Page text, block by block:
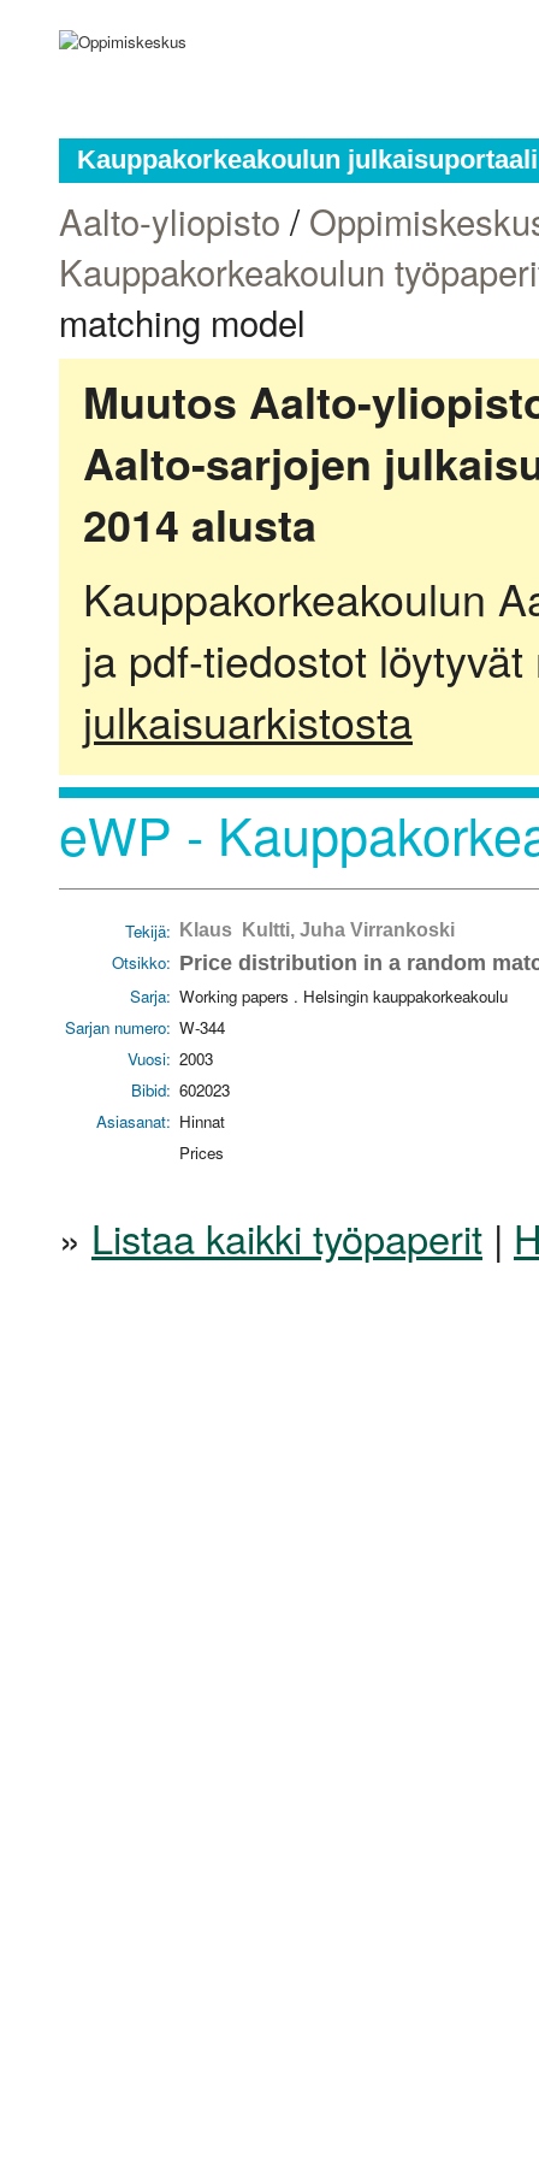
Kauppakorkeakoulun julkaisuportaali
Aalto-yliopisto /
Kauppakorkeakoulun
matching model
Muutos Aalto-
Aalto-sarjojen
2014 alusta
Kauppakorkeakoulun
ja pdf-tiedostot
julkaisuarkistosta
eWP -
Tekijä: Klaus Kultti, Juha Virrankoski
Otsikko: Price distribution in a random
Sarja: Working papers . Helsingin kauppakorkeakoulu
Sarjan numero: W-344
Vuosi: 2003
Bibid: 602023
Asiasanat: Hinnat
Prices
» Listaa kaikki työpaperit |